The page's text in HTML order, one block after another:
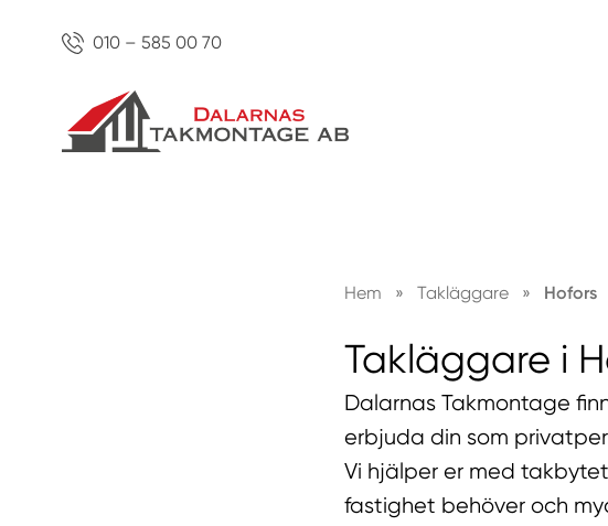
010 – 585 00 70
Hem » Takläggare » Hofors
Takläggare i
Dalarnas Takmontage
erbjuda din som
Vi hjälper er med
fastighet behöver och